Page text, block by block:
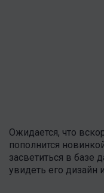
Ожидается, что
пополнится
засветиться в базе
увидеть его дизайн